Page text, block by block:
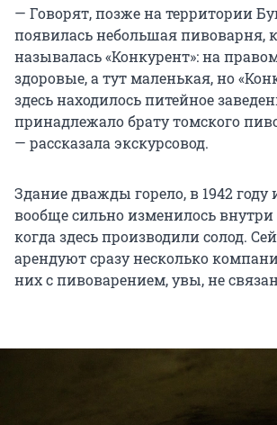
— Говорят, позже на территории
появилась небольшая пивоварня,
называлась «Конкурент»: на
здоровые, а тут маленькая, но
здесь находилось питейное
принадлежало брату томского
— рассказала экскурсовод.
Здание дважды горело, в 1942 году
вообще сильно изменилось
когда здесь производили солод.
арендуют сразу несколько
них с пивоварением, увы, не